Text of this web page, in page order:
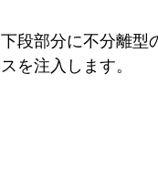
下段部分に不分離型
スを注入します。